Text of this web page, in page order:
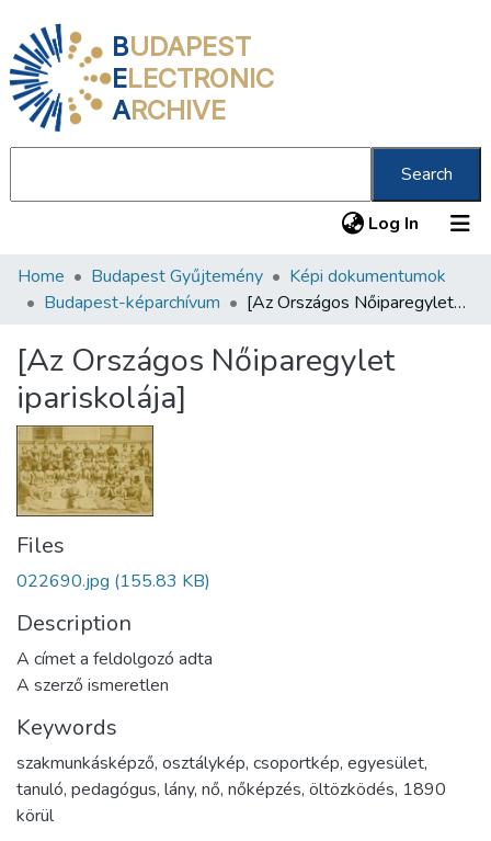
BUDAPEST
ELECTRONIC
ARCHIVE
Search
Log In (current)
Communities & Collections
Statistics
About us
Home Budapest Gyűjtemény
Képi dokumentumok
Budapest-képarchívum
[Az Országos Nőiparegylet ipariskolája]
[Az Országos Nőiparegylet
ipariskolája]
Files
022690.jpg (155.83 KB)
Description
A címet a feldolgozó adta
A szerző ismeretlen
Keywords
szakmunkásképző, osztálykép, csoportkép, egyesület,
tanuló, pedagógus, lány, nő, nőképzés, öltözködés, 1890
körül